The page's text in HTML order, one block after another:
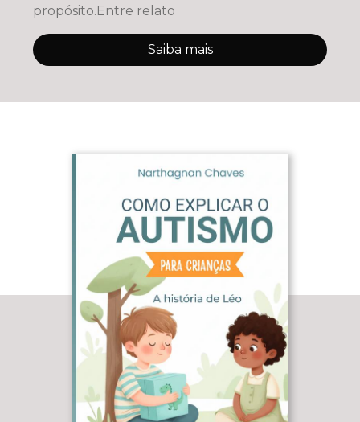
propósito.Entre relato
Saiba mais